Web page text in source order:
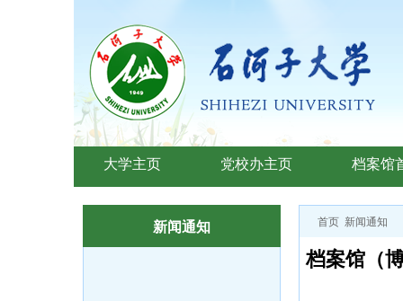
大学主页 党校办主页 档案馆
新闻通知 首页 新闻通知
档案馆（